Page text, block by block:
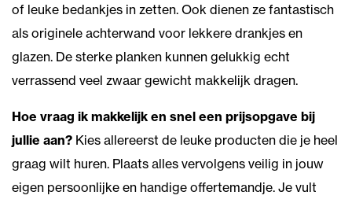
of leuke bedankjes in zetten. Ook dienen ze fantastisch
als originele achterwand voor lekkere drankjes en
glazen. De sterke planken kunnen gelukkig echt
verrassend veel zwaar gewicht makkelijk dragen.
Hoe vraag ik makkelijk en snel een prijsopgave bij
jullie aan? Kies allereerst de leuke producten die je heel
graag wilt huren. Plaats alles vervolgens veilig in jouw
eigen persoonlijke en handige offertemandje. Je vult